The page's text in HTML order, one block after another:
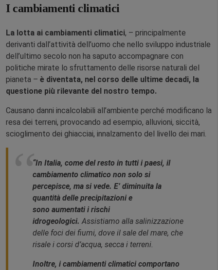
I cambiamenti climatici
La lotta ai cambiamenti climatici, – principalmente
derivanti dall’attività dell’uomo che nello sviluppo industriale
dell’ultimo secolo non ha saputo accompagnare con
politiche mirate lo sfruttamento delle risorse naturali del
pianeta – è diventata, nel corso delle ultime decadi, la
questione più rilevante del nostro tempo.
Causano danni incalcolabili all’ambiente perché modificano la
resa dei terreni, provocando ad esempio, alluvioni, siccità,
scioglimento dei ghiacciai, innalzamento del livello dei mari.
“In Italia, come del resto in tutti i paesi, il
cambiamento climatico non solo si
percepisce, ma si vede. E’ diminuita la
quantità delle precipitazioni e
sono aumentati i rischi
idrogeologici.Assistiamo alla salinizzazione
delle foci dei fiumi, dove il sale del mare, che
risale i corsi d’acqua, secca i terreni.
Inoltre, i cambiamenti climatici comportano